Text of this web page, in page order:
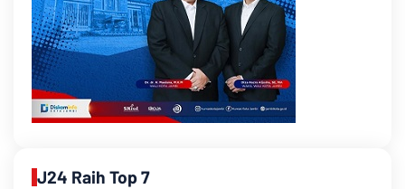
J24 Raih Top 7